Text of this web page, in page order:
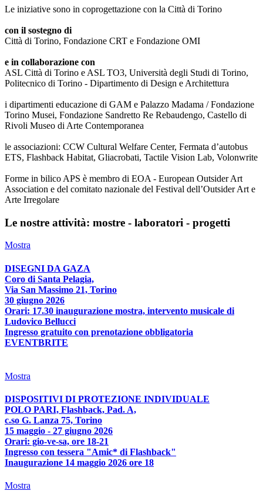
Le iniziative sono in coprogettazione con la Città di Torino
con il sostegno di
Città di Torino, Fondazione CRT e Fondazione OMI
e in collaborazione con
ASL Città di Torino e ASL TO3, Università degli Studi di Torino,
Politecnico di Torino - Dipartimento di Design e Architettura
i dipartimenti educazione di GAM e Palazzo Madama / Fondazione
Torino Musei, Fondazione Sandretto Re Rebaudengo, Castello di
Rivoli Museo di Arte Contemporanea
le associazioni: CCW Cultural Welfare Center, Fermata d’autobus
ETS, Flashback Habitat, Gliacrobati, Tactile Vision Lab, Volonwrite
Forme in bilico APS è membro di EOA - European Outsider Art
Association e del comitato nazionale del Festival dell’Outsider Art e
Arte Irregolare
Le nostre attività: mostre - laboratori - progetti
Mostra
DISEGNI DA GAZA
Coro di Santa Pelagia,
Via San Massimo 21, Torino
30 giugno 2026
Orari: 17.30 inaugurazione mostra, intervento musicale di
Ludovico Bellucci
Ingresso gratuito con prenotazione obbligatoria
EVENTBRITE
Mostra
DISPOSITIVI DI PROTEZIONE INDIVIDUALE
POLO PARI, Flashback, Pad. A,
c.so G. Lanza 75, Torino
15 maggio - 27 giugno 2026
Orari: gio-ve-sa, ore 18-21
Ingresso con tessera "Amic* di Flashback"
Inaugurazione 14 maggio 2026 ore 18
Mostra